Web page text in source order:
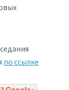
по ссылке